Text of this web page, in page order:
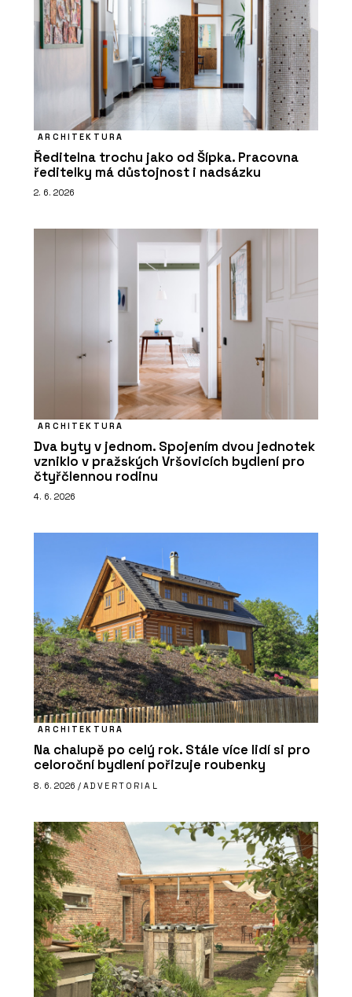
ARCHITEKTURA
Ředitelna trochu jako od Šípka. Pracovna
ředitelky má důstojnost i nadsázku
2. 6. 2026
ARCHITEKTURA
Dva byty v jednom. Spojením dvou jednotek
vzniklo v pražských Vršovicích bydlení pro
čtyřčlennou rodinu
4. 6. 2026
ARCHITEKTURA
Na chalupě po celý rok. Stále více lidí si pro
celoroční bydlení pořizuje roubenky
8. 6. 2026 / ADVERTORIAL